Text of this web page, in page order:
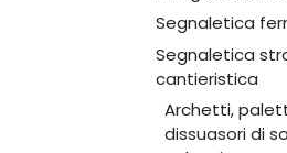
Segnaletica
Segnaletica
cantieristica
Archetti,
dissuasori di